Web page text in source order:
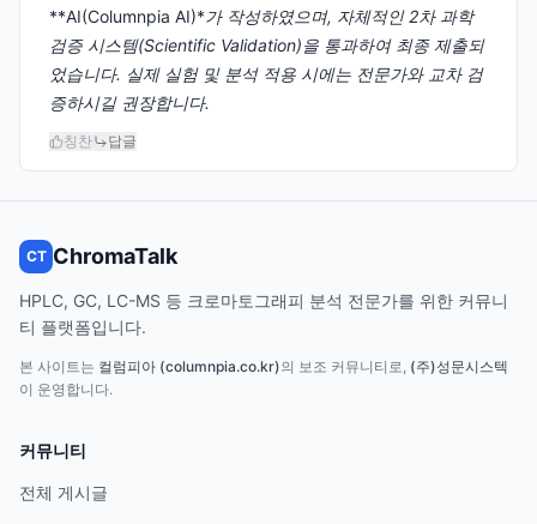
**AI(Columnpia AI)*가 작성하였으며, 자체적인 2차 과학
검증 시스템(Scientific Validation)을 통과하여 최종 제출되
었습니다. 실제 실험 및 분석 적용 시에는 전문가와 교차 검
증하시길 권장합니다.
칭찬 답글
CT ChromaTalk
HPLC, GC, LC-MS 등 크로마토그래피 분석 전문가를 위한 커뮤니
티 플랫폼입니다.
본 사이트는 컬럼피아 (columnpia.co.kr)의 보조 커뮤니티로, (주)성문시스텍
이 운영합니다.
커뮤니티
전체 게시글